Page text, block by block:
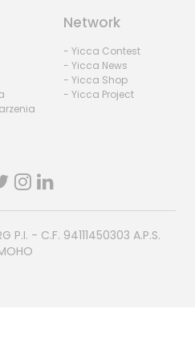
Network
- Yicca Contest
- Yicca News
- Yicca Shop
- Yicca Project
P.I. - C.F. 94111450303 A.P.S.